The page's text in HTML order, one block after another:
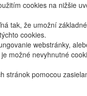
cookies na nižšie
tak, že umožní
cookies.
webstránky,
možné nevyhnutné
stránok pomocou